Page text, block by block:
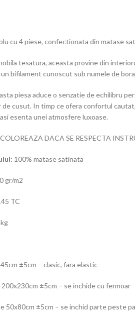
cu 4 piese, confectionata din matase
tesatura, aceasta provine din
bifilament cunoscut sub numele de
piesa aduce o senzatie de echilibru
cusut. In timp ce ofera confortul
esenta unei atmosfere luxoase.
DACA SE RESPECTA
100% matase satinata
gr/m2
TC
±5cm – clasic, fara elastic
±5cm – se inchide cu fermoar
50x80cm ±5cm – se inchid parte peste